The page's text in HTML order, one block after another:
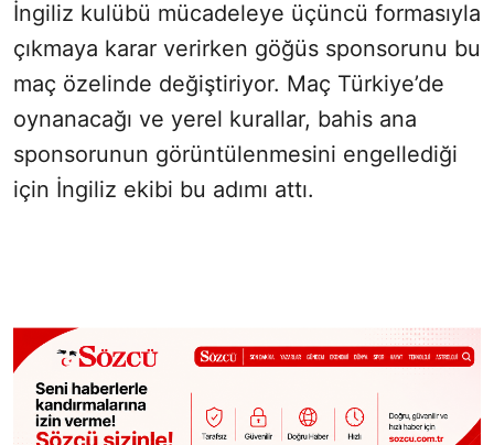
İngiliz kulübü mücadeleye üçüncü formasıyla
çıkmaya karar verirken göğüs sponsorunu bu
maç özelinde değiştiriyor. Maç Türkiye’de
oynanacağı ve yerel kurallar, bahis ana
sponsorunun görüntülenmesini engellediği
için İngiliz ekibi bu adımı attı.